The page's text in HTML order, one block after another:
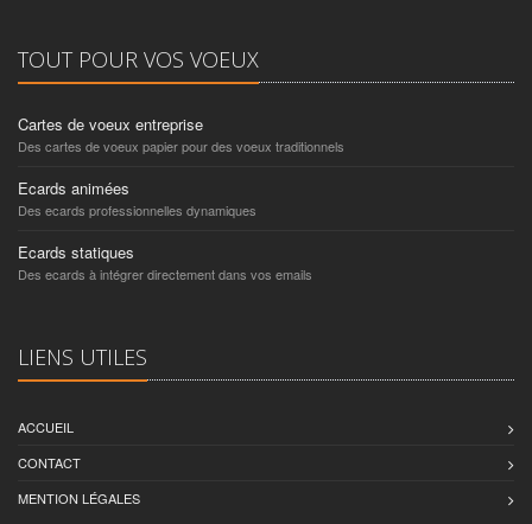
TOUT POUR VOS VOEUX
Cartes de voeux entreprise
Des cartes de voeux papier pour des voeux traditionnels
Ecards animées
Des ecards professionnelles dynamiques
Ecards statiques
Des ecards à intégrer directement dans vos emails
LIENS UTILES
ACCUEIL
CONTACT
MENTION LÉGALES